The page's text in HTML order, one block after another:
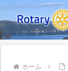
ホーム